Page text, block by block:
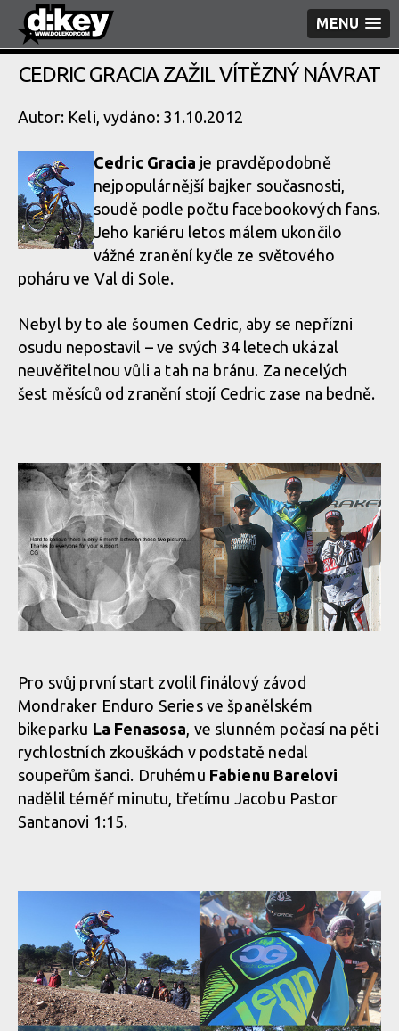
MENU
CEDRIC GRACIA ZAŽIL VÍTĚZNÝ NÁVRAT
Autor: Keli, vydáno: 31.10.2012
Cedric Gracia je pravděpodobně
nejpopulárnější bajker současnosti,
soudě podle počtu facebookových fans.
Jeho kariéru letos málem ukončilo
vážné zranění kyčle ze světového
poháru ve Val di Sole.
Nebyl by to ale šoumen Cedric, aby se nepřízni
osudu nepostavil – ve svých 34 letech ukázal
neuvěřitelnou vůli a tah na bránu. Za necelých
šest měsíců od zranění stojí Cedric zase na bedně.
Pro svůj první start zvolil finálový závod
Mondraker Enduro Series ve španělském
bikeparku La Fenasosa , ve slunném počasí na pěti
rychlostních zkouškách v podstatě nedal
soupeřům šanci. Druhému Fabienu Barelovi
nadělil téměř minutu, třetímu Jacobu Pastor
Santanovi 1:15.